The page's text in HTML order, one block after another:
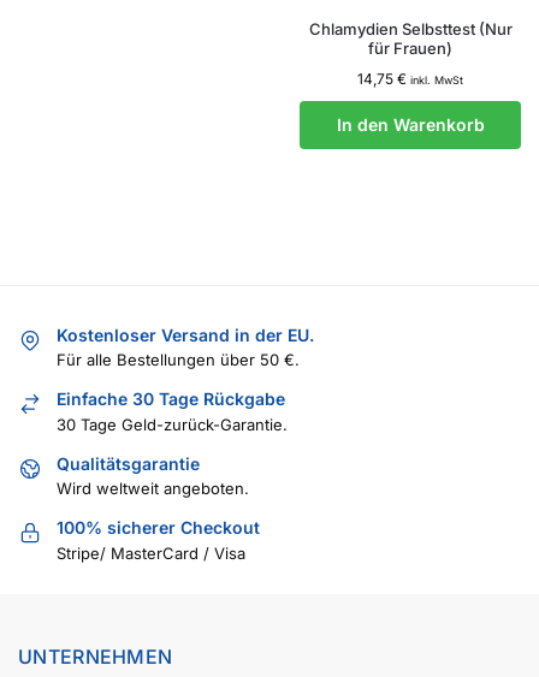
Chlamydien Selbsttest (Nur
für Frauen)
14,75 € inkl. MwSt
In den Warenkorb
Kostenloser Versand in der EU.
Für alle Bestellungen über 50 €.
Einfache 30 Tage Rückgabe
30 Tage Geld-zurück-Garantie.
Qualitätsgarantie
Wird weltweit angeboten.
100% sicherer Checkout
Stripe/ MasterCard / Visa
UNTERNEHMEN